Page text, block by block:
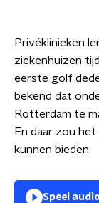
Privéklinieken
ziekenhuizen
eerste golf
bekend dat
Rotterdam te
En daar zou
kunnen bieden.
Speel